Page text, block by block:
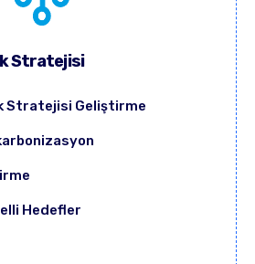
Stratejisi
Stratejisi Geliştirme
Hedefler